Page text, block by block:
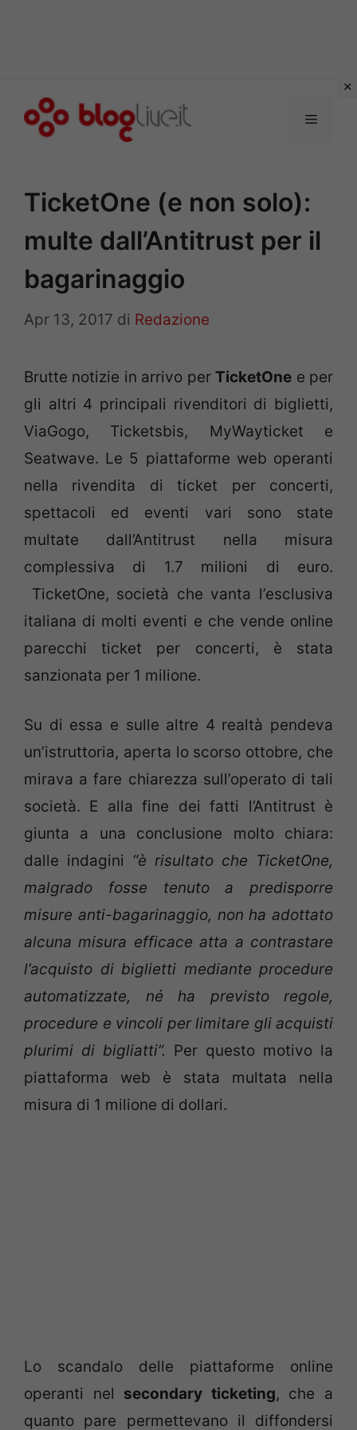
Menu
TicketOne (e non solo):
multe dall’Antitrust per il
bagarinaggio
Apr 13, 2017 di Redazione
Brutte notizie in arrivo perTicketOne e per
gli altri 4 principali rivenditori di biglietti,
ViaGogo, Ticketsbis, MyWayticket e
Seatwave. Le 5 piattaforme web operanti
nella rivendita di ticket per concerti,
spettacoli ed eventi vari sono state
multate dall’Antitrust nella misura
complessiva di 1.7 milioni di euro.
TicketOne, società che vanta l’esclusiva
italiana di molti eventi e che vende online
parecchi ticket per concerti, è stata
sanzionata per 1 milione.
Su di essa e sulle altre 4 realtà pendeva
un’istruttoria, aperta lo scorso ottobre, che
mirava a fare chiarezza sull’operato di tali
società. E alla fine dei fatti l’Antitrust è
giunta a una conclusione molto chiara:
dalle indagini “è risultato che TicketOne,
malgrado fosse tenuto a predisporre
misure anti-bagarinaggio, non ha adottato
alcuna misura efficace atta a contrastare
l’acquisto di biglietti mediante procedure
automatizzate, né ha previsto regole,
procedure e vincoli per limitare gli acquisti
plurimi di bigliatti”. Per questo motivo la
piattaforma web è stata multata nella
misura di 1 milione di dollari.
Lo scandalo delle piattaforme online
operanti nel secondary ticketing, che a
quanto pare permettevano il diffondersi